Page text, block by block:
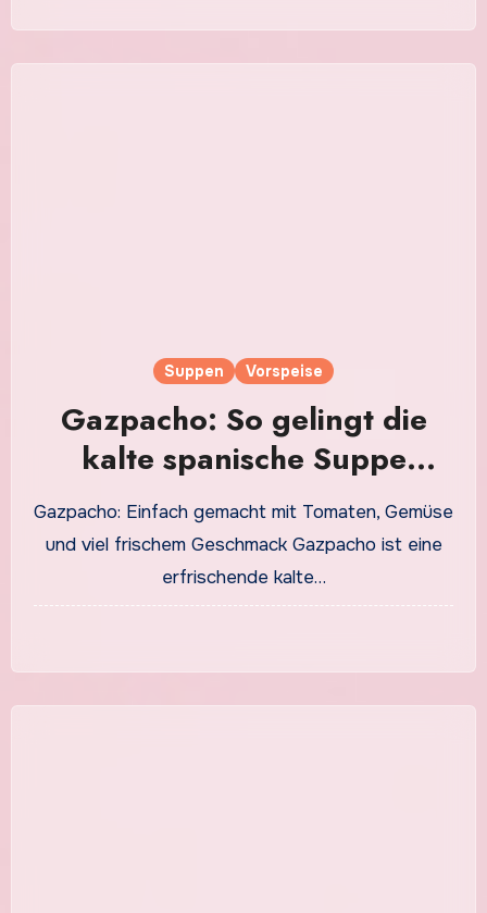
Suppen Vorspeise
Gazpacho: So gelingt die
kalte spanische Suppe
besonders lecker
Gazpacho: Einfach gemacht mit Tomaten, Gemüse
und viel frischem Geschmack Gazpacho ist eine
erfrischende kalte…